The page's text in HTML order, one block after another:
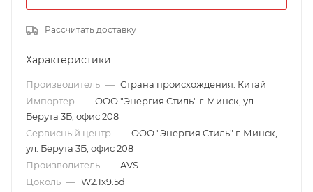
Рассчитать доставку
Характеристики
Производитель — Страна происхождения: Китай
Импортер — ООО "Энергия Стиль" г. Минск, ул.
Берута 3Б, офис 208
Сервисный центр — ООО "Энергия Стиль" г. Минск,
ул. Берута 3Б, офис 208
Производитель — AVS
Цоколь — W2.1x9.5d